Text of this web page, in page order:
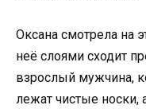
Оксана смотрела на
неё слоями сходит
взрослый мужчина,
лежат чистые носки,